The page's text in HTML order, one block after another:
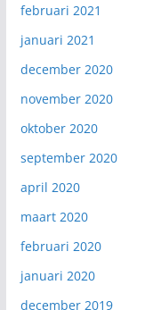
februari 2021
januari 2021
december 2020
november 2020
oktober 2020
september 2020
april 2020
maart 2020
februari 2020
januari 2020
december 2019